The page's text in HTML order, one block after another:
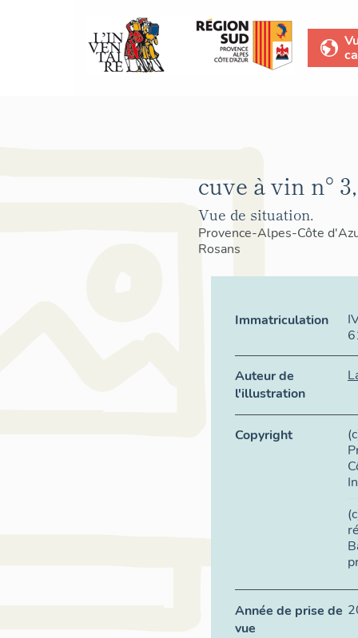
cuve à vin n°
Vue de situation.
Provence-Alpes-Côte
Rosans
Immatriculation
Auteur de
l'illustration
Copyright
Année de prise de
vue